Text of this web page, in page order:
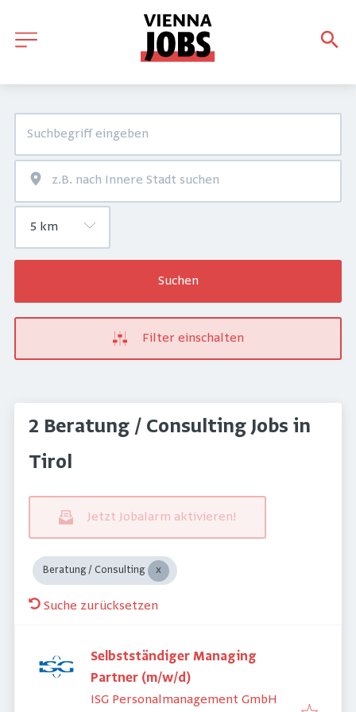
Suchen
Filter einschalten
2 Beratung / Consulting Jobs in
Tirol
Jetzt Jobalarm aktivieren!
Beratung / Consulting
Suche zurücksetzen
Selbstständiger Managing
Partner (m/w/d)
ISG Personalmanagement GmbH